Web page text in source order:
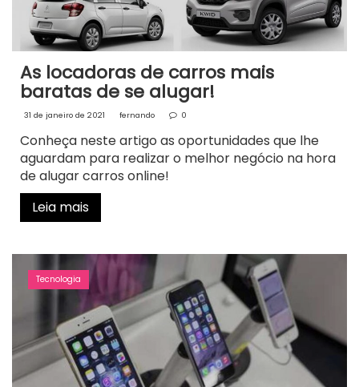
As locadoras de carros mais
baratas de se alugar!
31 de janeiro de 2021 fernando 0
Conheça neste artigo as oportunidades que lhe
aguardam para realizar o melhor negócio na hora
de alugar carros online!
Leia mais
Tecnologia